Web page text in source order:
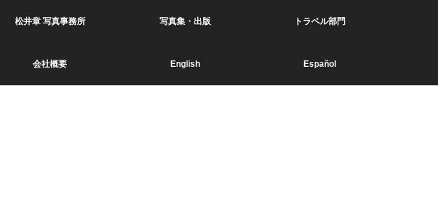
松井章 写真事務所 写真集・出版 トラベル部門
会社概要 English Español